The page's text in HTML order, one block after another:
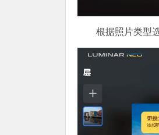
根据照片类型